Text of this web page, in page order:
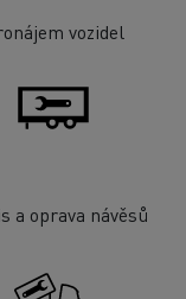
vozidel
a oprava návěsů